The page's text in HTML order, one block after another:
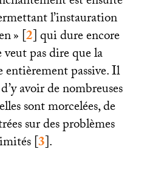
l’instauration
»[2]qui dure encore
pas dire que la
entièrement passive. Il
avoir de nombreuses
sont morcelées, de
sur des problèmes
[3].